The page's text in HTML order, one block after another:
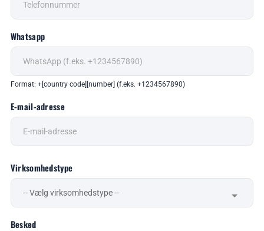
Whatsapp
Format: +[country code][number] (f.eks. +1234567890)
E-mail-adresse
Virksomhedstype
Besked